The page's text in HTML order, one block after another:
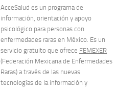
AcceSalud es un programa de
información, orientación y apoyo
psicológico para personas con
enfermedades raras en México. Es un
servicio gratuito que ofrece FEMEXER
(Federación Mexicana de Enfermedades
Raras) a través de las nuevas
tecnologías de la información y